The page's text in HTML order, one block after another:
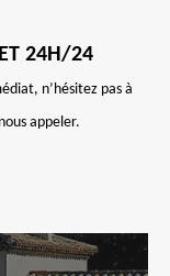
24H/24
n’hésitez pas à
appeler.